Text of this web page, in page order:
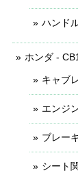
ハンド
ホンダ -
キャブ
エンジ
ブレー
シート